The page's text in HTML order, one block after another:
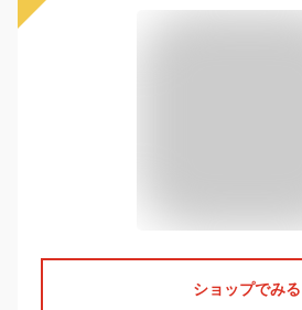
ショップでみる